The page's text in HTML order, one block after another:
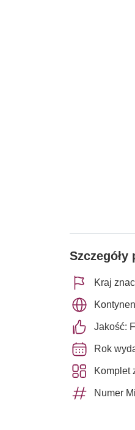
Szczegóły
Kraj
Jakość:
Rok
Komplet
Numer